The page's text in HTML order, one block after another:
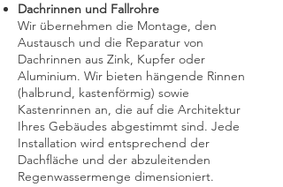
Dachrinnen und Fallrohre
Wir übernehmen die Montage, den
Austausch und die Reparatur von
Dachrinnen aus Zink, Kupfer oder
Aluminium. Wir bieten hängende Rinnen
(halbrund, kastenförmig) sowie
Kastenrinnen an, die auf die Architektur
Ihres Gebäudes abgestimmt sind. Jede
Installation wird entsprechend der
Dachfläche und der abzuleitenden
Regenwassermenge dimensioniert.